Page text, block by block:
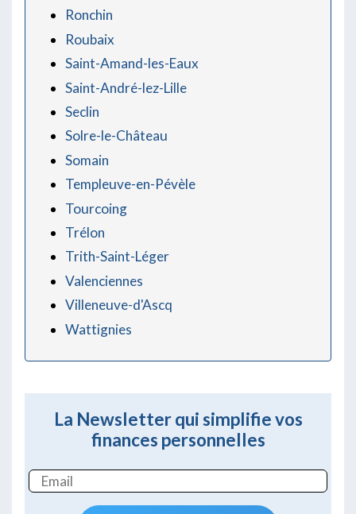
Ronchin
Roubaix
Saint-Amand-les-Eaux
Saint-André-lez-Lille
Seclin
Solre-le-Château
Somain
Templeuve-en-Pévèle
Tourcoing
Trélon
Trith-Saint-Léger
Valenciennes
Villeneuve-d'Ascq
Wattignies
La Newsletter qui simplifie vos
finances personnelles